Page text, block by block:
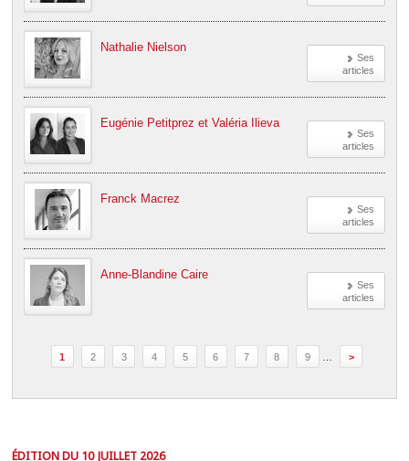
Ses
articles
Nathalie Nielson
Ses
articles
Eugénie Petitprez et Valéria Ilieva
Ses
articles
Franck Macrez
Ses
articles
Anne-Blandine Caire
1 2 3 4 5 6 7 8 9 >
ÉDITION DU 10 JUILLET 2026